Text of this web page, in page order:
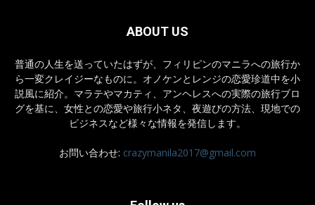
ABOUT US
普通の人生を送っていたはずが、フィリピンのマニラへの旅行か
ら一変クレイジーなものに。オノケンとレンジの恋愛珍道中を小
説風に紹介。マラテやマカティ、アンヘレスへの実際の旅行ブロ
グを基に、女性との恋愛や旅行小ネタ、夜遊びの方法、現地での
ビジネスなど様々な情報を発信します。
お問い合わせ: crazymanila2017@gmail.com